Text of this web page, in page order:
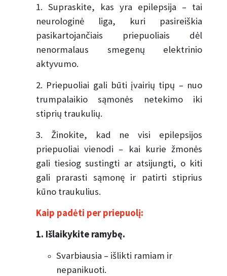
1. Supraskite, kas yra epilepsija – tai
neurologinė liga, kuri pasireiškia
pasikartojančiais priepuoliais dėl
nenormalaus smegenų elektrinio
aktyvumo.
2. Priepuoliai gali būti įvairių tipų – nuo
trumpalaikio sąmonės netekimo iki
stiprių traukulių.
3. Žinokite, kad ne visi epilepsijos
priepuoliai vienodi – kai kurie žmonės
gali tiesiog sustingti ar atsijungti, o kiti
gali prarasti sąmonę ir patirti stiprius
kūno traukulius.
Kaip padėti per priepuolį:
1. Išlaikykite ramybę.
Svarbiausia – išlikti ramiam ir
nepanikuoti.